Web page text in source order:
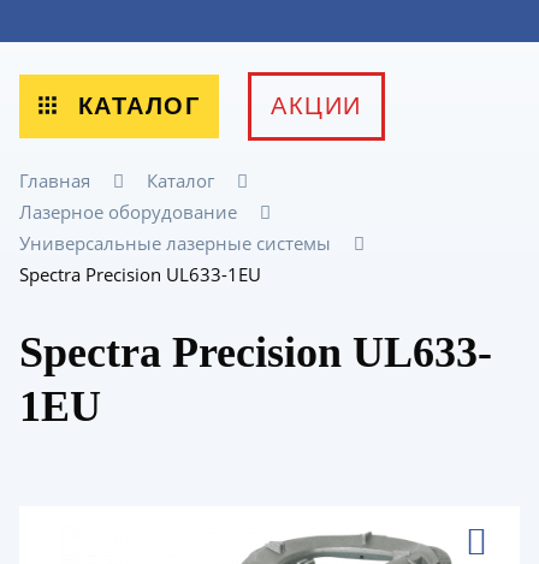
КАТАЛОГ АКЦИИ
Главная
Каталог
Лазерное оборудование
Универсальные лазерные системы
Spectra Precision UL633-1EU
Spectra Precision UL633-
1EU